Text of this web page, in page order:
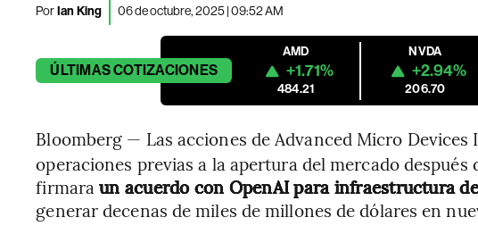
PorIan King 06 de octubre, 2025 | 09:52 AM
ÚLTIMASCOTIZACIONES
AMD
+1.71%
484.21
NVDA
+2.94%
206.70
Bloomberg — Las acciones de Advanced Micro Devices
operaciones previas a la apertura del mercado después
firmaraun acuerdo con OpenAI para infraestructura
generar decenas de miles de millones de dólares en